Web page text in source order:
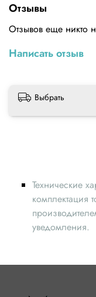
Отзывы
Отзывов еще никто
Написать отзыв
Выбрать
Технические
комплектация
уведомления.